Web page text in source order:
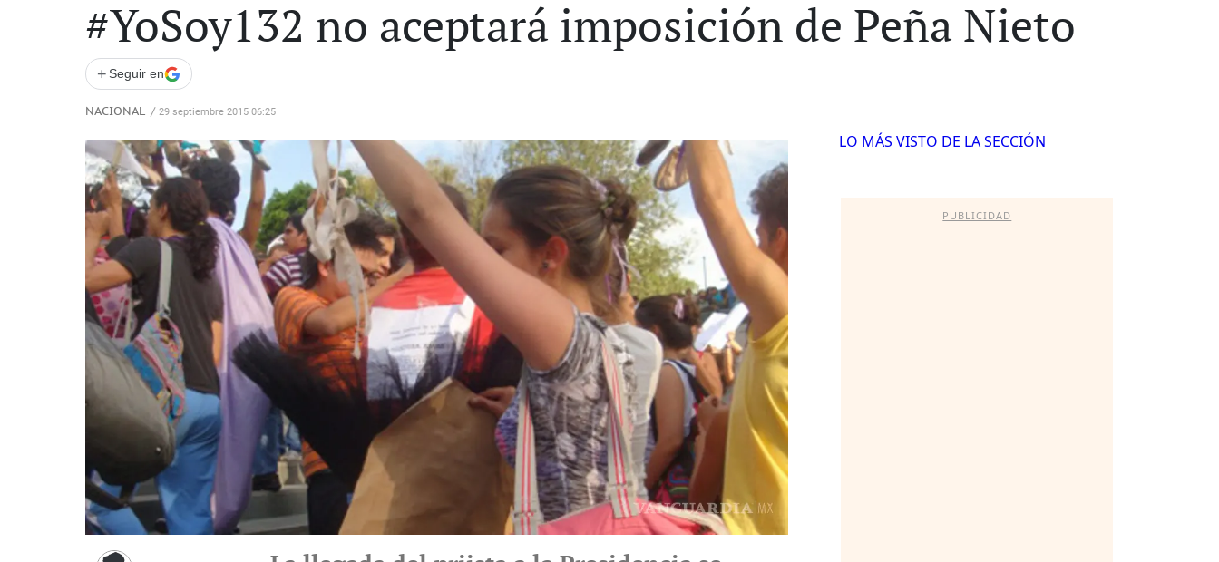
#YoSoy132 no aceptará imposición de Peña Nieto
+ Seguir en
NACIONAL / 29 septiembre 2015 06:25
LO MÁS VISTO DE LA SECCIÓN
PUBLICIDAD